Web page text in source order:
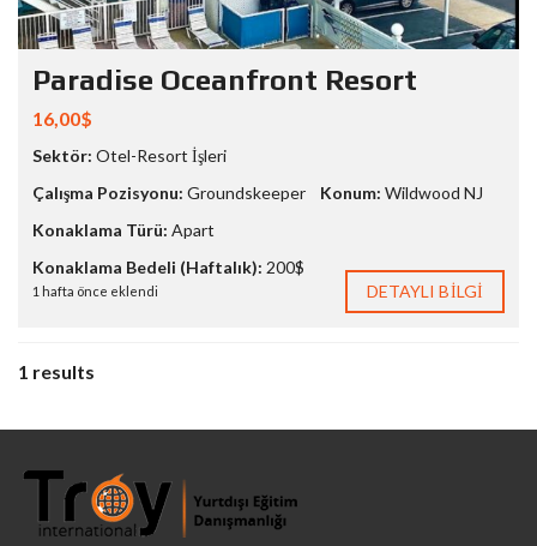
Paradise Oceanfront Resort
16,00$
Sektör: Otel-Resort İşleri
Çalışma Pozisyonu: Groundskeeper Konum: Wildwood NJ
Konaklama Türü: Apart
Konaklama Bedeli (Haftalık): 200$
1 hafta önce eklendi DETAYLI BILGI
1 results